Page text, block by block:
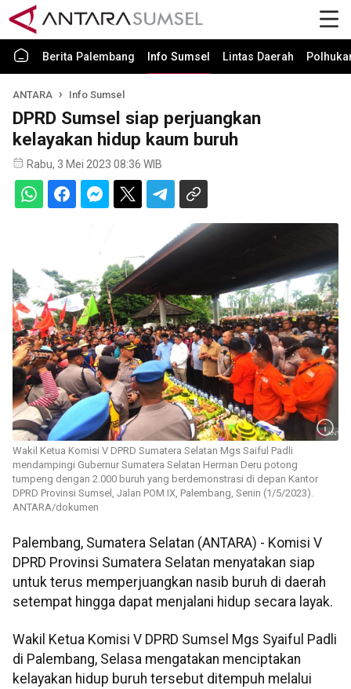
Berita Palembang Info Sumsel Lintas Daerah
ANTARA Info Sumsel
DPRD Sumsel siap perjuangkan
kelayakan hidup kaum buruh
Rabu, 3 Mei 2023 08:36 WIB
Wakil Ketua Komisi V DPRD Sumatera Selatan Mgs Saiful Padli
mendampingi Gubernur Sumatera Selatan Herman Deru potong
tumpeng dengan 2.000 buruh yang berdemonstrasi di depan Kantor
DPRD Provinsi Sumsel, Jalan POM IX, Palembang, Senin (1/5/2023).
ANTARA/dokumen
Palembang, Sumatera Selatan (ANTARA) - Komisi V
DPRD Provinsi Sumatera Selatan menyatakan siap
untuk terus memperjuangkan nasib buruh di daerah
setempat hingga dapat menjalani hidup secara layak.
Wakil Ketua Komisi V DPRD Sumsel Mgs Syaiful Padli
di Palembang, Selasa mengatakan menciptakan
kelayakan hidup buruh tersebut ditempuh melalui